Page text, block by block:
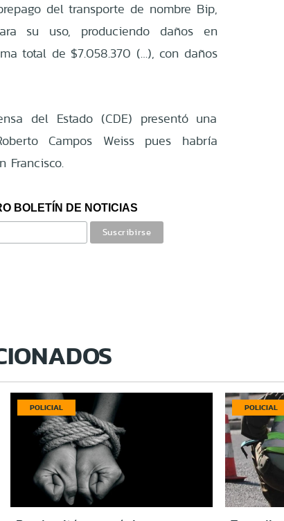
del transporte de nombre Bip,
su uso, produciendo daños en
total de $7.058.370 (…), con daños
del Estado (CDE) presentó una
Campos Weiss pues habría
Francisco.
BOLETÍN DE NOTICIAS
POLICIAL POLICIAL